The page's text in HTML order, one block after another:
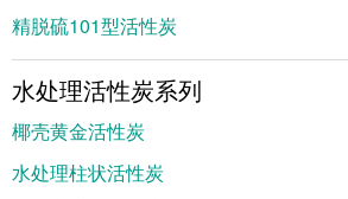
精脱硫101型活性炭
水处理活性炭系列
椰壳黄金活性炭
水处理柱状活性炭